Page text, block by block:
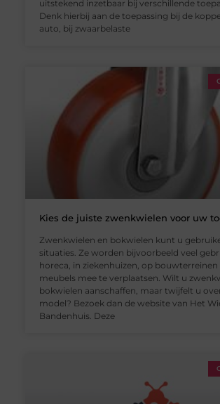
uitstekend inzetbaar bij verschillende
Denk hierbij aan de toepassing bij de
auto, bij zwaarbelaste
Kies de juiste zwenkwielen voor uw
Zwenkwielen en bokwielen kunt u
situaties. Ze worden bijvoorbeeld veel
horeca, in ziekenhuizen, op bouwterreinen
meubels mee te verplaatsen. Wilt u
bokwielen aanschaffen, maar twijfelt u
model? Bezoek dan de website van Het
Bandenhuis. Deze